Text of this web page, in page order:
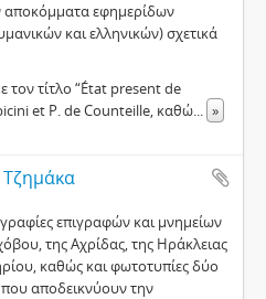
αποκόμματα εφημερίδων
και ελληνικών) σχετικά
τον τίτλο “État present de
et P. de Counteille, καθώ... »
επιγραφών και μνημείων
της Αχρίδας, της Ηράκλειας
καθώς και φωτοτυπίες δύο
αποδεικνύουν την